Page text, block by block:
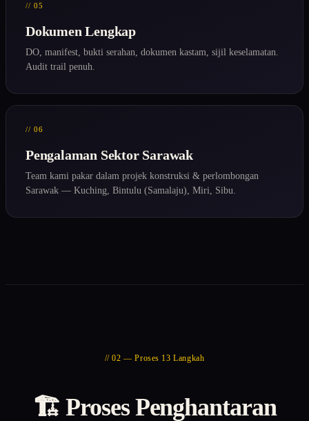
// 05
Dokumen Lengkap
DO, manifest, bukti serahan, dokumen kastam, sijil keselamatan.
Audit trail penuh.
// 06
Pengalaman Sektor Sarawak
Team kami pakar dalam projek konstruksi & perlombongan
Sarawak — Kuching, Bintulu (Samalaju), Miri, Sibu.
// 02 — Proses 13 Langkah
🏗️ Proses Penghantaran